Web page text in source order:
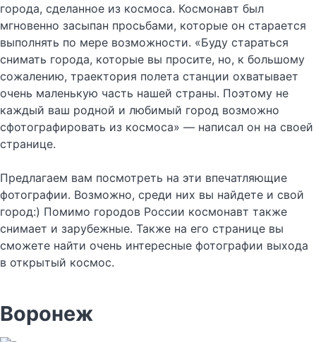
города, сделанное из космоса. Космонавт был
мгновенно засыпан просьбами, которые он старается
выполнять по мере возможности. «Буду стараться
снимать города, которые вы просите, но, к большому
сожалению, траектория полета станции охватывает
очень маленькую часть нашей страны. Поэтому не
каждый ваш родной и любимый город возможно
сфотографировать из космоса» — написал он на своей
странице.
Предлагаем вам посмотреть на эти впечатляющие
фотографии. Возможно, среди них вы найдете и свой
город:) Помимо городов России космонавт также
снимает и зарубежные. Также на его странице вы
сможете найти очень интересные фотографии выхода
в открытый космос.
Воронеж